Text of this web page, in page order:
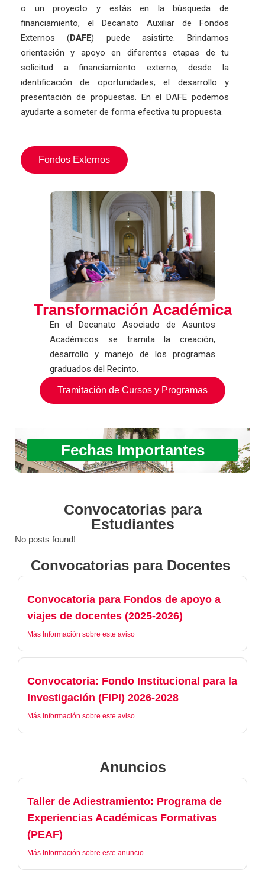
o un proyecto y estás en la búsqueda de
financiamiento, el Decanato Auxiliar de Fondos
Externos (DAFE) puede asistirte. Brindamos
orientación y apoyo en diferentes etapas de tu
solicitud a financiamiento externo, desde la
identificación de oportunidades; el desarrollo y
presentación de propuestas. En el DAFE podemos
ayudarte a someter de forma efectiva tu propuesta.
Fondos Externos
Transformación Académica
En el Decanato Asociado de Asuntos
Académicos se tramita la creación,
desarrollo y manejo de los programas
graduados del Recinto.
Tramitación de Cursos y Programas
Fechas Importantes
Convocatorias para
Estudiantes​
No posts found!
Convocatorias para Docentes ​
Convocatoria para Fondos de apoyo a
viajes de docentes (2025-2026)
Más Información sobre este aviso
Convocatoria: Fondo Institucional para la
Investigación (FIPI) 2026-2028
Más Información sobre este aviso
Anuncios
Taller de Adiestramiento: Programa de
Experiencias Académicas Formativas
(PEAF)
Más Información sobre este anuncio